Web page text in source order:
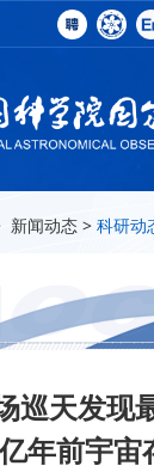
新闻动态 > 科研动
巡天发现
年前宇宙